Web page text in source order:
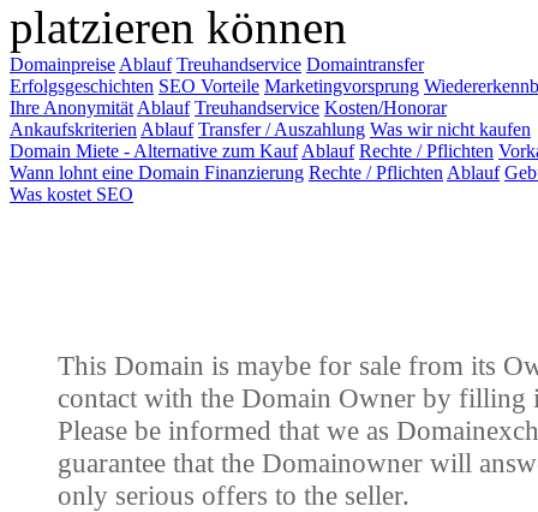
platzieren können
Domainpreise Ablauf Treuhandservice Domaintransfer
Erfolgsgeschichten SEO Vorteile Marketingvorsprung
Ihre Anonymität Ablauf Treuhandservice Kosten/Honorar
Ankaufskriterien Ablauf Transfer / Auszahlung Was wir nicht kaufen
Domain Miete - Alternative zum Kauf Ablauf Rechte / Pflichten
Wann lohnt eine Domain Finanzierung Rechte / Pflichten Ablauf
Was kostet SEO
This Domain is maybe for sale from its
contact with the Domain Owner by filling
Please be informed that we as
guarantee that the Domainowner will
only serious offers to the seller.